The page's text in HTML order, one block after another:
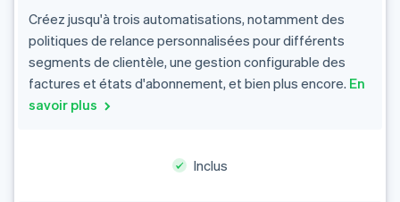
Créez jusqu'à trois automatisations, notamment des
politiques de relance personnalisées pour différents
segments de clientèle, une gestion configurable des
factures et états d'abonnement, et bien plus encore. En
savoir plus
Inclus